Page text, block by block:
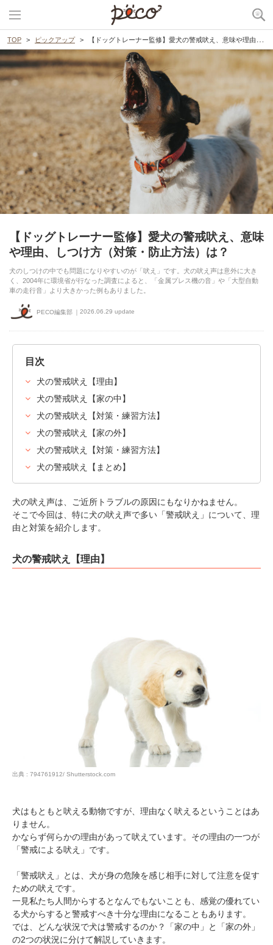
TOP ピックアップ 【ドッグトレーナー監修】愛犬の警戒吠え、意味や理由、しつけ方（対策・防止方法）は？
【ドッグトレーナー監修】愛犬の警戒吠え、意味
や理由、しつけ方（対策・防止方法）は？
犬のしつけの中でも問題になりやすいのが「吠え」です。犬の吠え声は意外に大き
く、2004年に環境省が行なった調査によると、「金属プレス機の音」や「大型自動
車の走行音」より大きかった例もありました。
PECO編集部 2026.06.29 update
目次
犬の警戒吠え【理由】
犬の警戒吠え【家の中】
犬の警戒吠え【対策・練習方法】
犬の警戒吠え【家の外】
犬の警戒吠え【対策・練習方法】
犬の警戒吠え【まとめ】
犬の吠え声は、ご近所トラブルの原因にもなりかねません。
そこで今回は、特に犬の吠え声で多い「警戒吠え」について、理
由と対策を紹介します。
犬の警戒吠え【理由】
出典 : 794761912/ Shutterstock.com
犬はもともと吠える動物ですが、理由なく吠えるということはあ
りません。
かならず何らかの理由があって吠えています。その理由の一つが
「警戒による吠え」です。
「警戒吠え」とは、犬が身の危険を感じ相手に対して注意を促す
ための吠えです。
一見私たち人間からするとなんでもないことも、感覚の優れてい
る犬からすると警戒すべき十分な理由になることもあります。
では、どんな状況で犬は警戒するのか？「家の中」と「家の外」
の2つの状況に分けて解説していきます。